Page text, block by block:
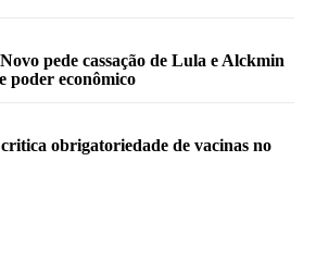
pede cassação de Lula e Alckmin
poder econômico
obrigatoriedade de vacinas no